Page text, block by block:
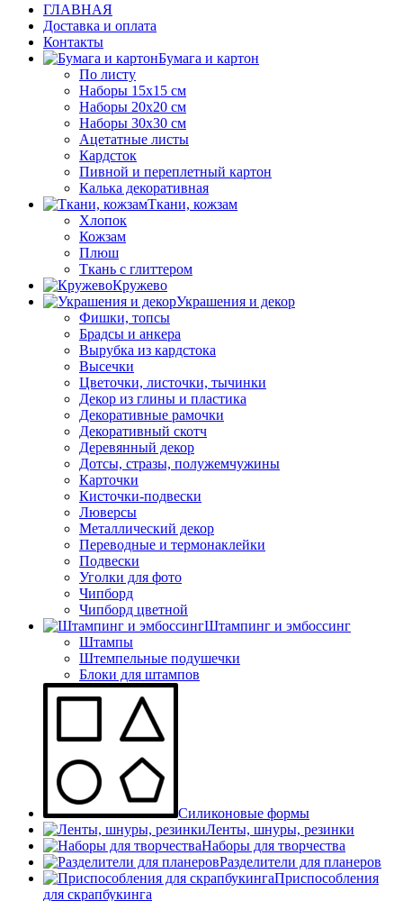
ГЛАВНАЯ
Доставка и оплата
Контакты
Бумага и картон
По листу
Наборы 15х15 см
Наборы 20х20 см
Наборы 30х30 см
Ацетатные листы
Кардсток
Пивной и переплетный картон
Калька декоративная
Ткани, кожзам
Хлопок
Кожзам
Плюш
Ткань с глиттером
Кружево
Украшения и декор
Фишки, топсы
Брадсы и анкера
Вырубка из кардстока
Высечки
Цветочки, листочки, тычинки
Декор из глины и пластика
Декоративные рамочки
Декоративный скотч
Деревянный декор
Дотсы, стразы, полужемчужины
Карточки
Кисточки-подвески
Люверсы
Металлический декор
Переводные и термонаклейки
Подвески
Уголки для фото
Чипборд
Чипборд цветной
Штампинг и эмбоссинг
Штампы
Штемпельные подушечки
Блоки для штампов
Силиконовые формы
Ленты, шнуры, резинки
Наборы для творчества
Разделители для планеров
Приспособления
для скрапбукинга